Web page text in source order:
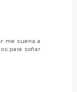
me suena a
para soñar